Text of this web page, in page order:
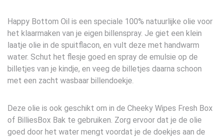
Happy Bottom Oil is een speciale 100% natuurlijke olie voor
het klaarmaken van je eigen billenspray. Je giet een klein
laatje olie in de spuitflacon, en vult deze met handwarm
water. Schut het flesje goed en spray de emulsie op de
billetjes van je kindje, en veeg de billetjes daarna schoon
met een zacht wasbaar billendoekje.
Deze olie is ook geschikt om in de Cheeky Wipes Fresh Box
of BilliesBox Bak te gebruiken. Zorg ervoor dat je de olie
goed door het water mengt voordat je de doekjes aan de